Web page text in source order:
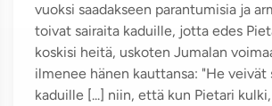
vuoksi saadakseen parantumisia ja
toivat sairaita kaduille, jotta edes
koskisi heitä, uskoten Jumalan
ilmenee hänen kauttansa: "He veivät
kaduille [...] niin, että kun Pietari